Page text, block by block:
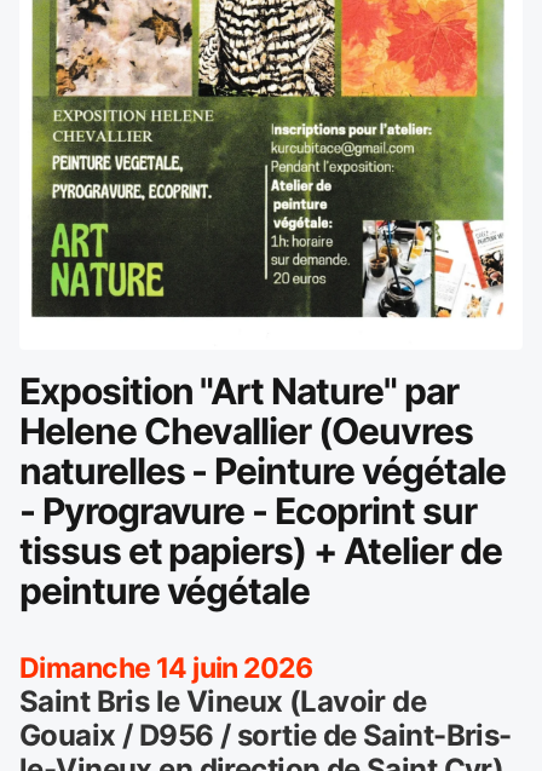
Exposition "Art Nature" par
Helene Chevallier (Oeuvres
naturelles - Peinture végétale
- Pyrogravure - Ecoprint sur
tissus et papiers) + Atelier de
peinture végétale
Dimanche 14 juin 2026
Saint Bris le Vineux (Lavoir de
Gouaix / D956 / sortie de Saint-Bris-